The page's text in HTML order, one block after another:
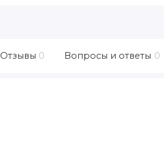
Отзывы 0 Вопросы и ответы 0